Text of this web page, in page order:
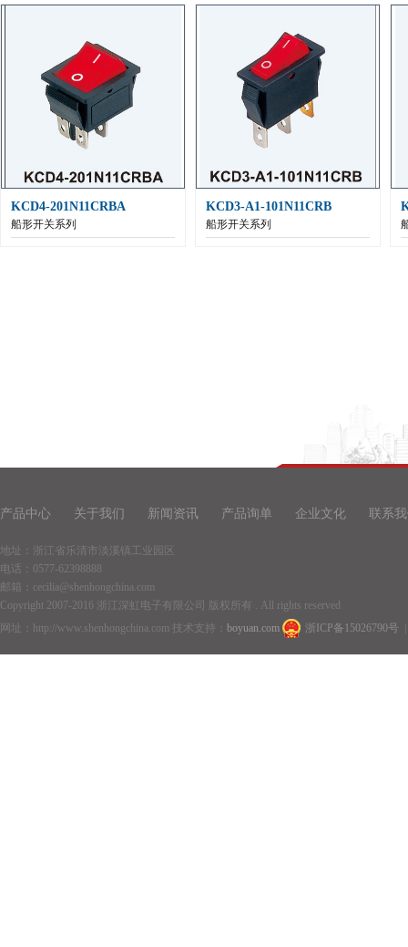
KCD4-201N11CRBA
船形开关系列
KCD3-A1-101N11CRB
船形开关系列
产品中心 关于我们 新闻资讯 产品询单 企业文化 联系
地址：浙江省乐清市淡溪镇工业园区
电话：0577-62398888
邮箱：cecilia@shenhongchina.com
Copyright 2007-2016 浙江深虹电子有限公司 版权所有 . All rights reserved
网址：http://www.shenhongchina.com 技术支持： boyuan.com 浙ICP备15026790号